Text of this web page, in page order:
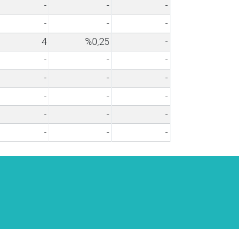
- -
-
- -
-
4 %0,25
-
- -
-
- -
-
- -
-
- -
-
- - -